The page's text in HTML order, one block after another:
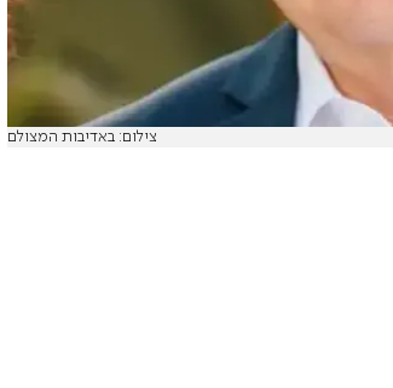
צילום: באדיבות המצולם